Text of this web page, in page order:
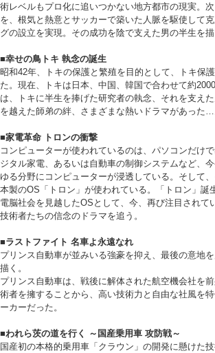
術レベルもプロ化に追いつかない地方都市の現実。
を、根気と熱意とサッカーで築いた人脈を駆使して
グの設立を実現。その成功を陰で支えた男の半生を描
■幸せの鳥トキ 執念の誕生
昭和42年、トキの保護と繁殖を目的として、トキ保
た。現在、トキは日本、中国、韓国で合わせて約
は、トキに半生を捧げた研究者の執念、それを支え
を越えた師弟の絆、さまざまな熱いドラマがあった…
■家電革命 トロンの衝撃
コンピューターが使われているのは、パソコンだけ
ジタル家電、あるいは自動車の制御システムなど、
ゆる分野にコンピューターが浸透している。そして
本製のOS「トロン」が使われている。「トロン」誕
電脳社会を見越したOSとして、今、再び注目されて
技術者たちの信念のドラマを追う。
■ラストファイト 名車よ永遠なれ
プリンス自動車が並みいる強豪を抑え、最後の意地
描く。
プリンス自動車は、戦後に解体された航空機会社を
術者を擁することから、高い技術力と自由な社風を
ーカーだった。
■われら茨の道を行く ～国産乗用車 攻防戦～
国産初の本格的乗用車「クラウン」の開発に懸けた